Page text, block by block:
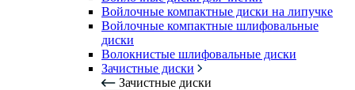
Войлочные компактные диски на липучке
Войлочные компактные шлифовальные
диски
Волокнистые шлифовальные диски
Зачистные диски
Зачистные диски